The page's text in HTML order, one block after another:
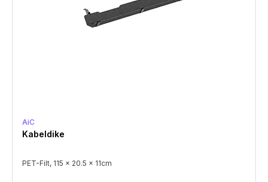
AiC
Kabeldike
PET-Filt, 115 x 20.5 x 11cm